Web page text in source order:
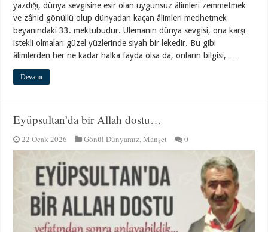
yazdığı, dünya sevgisine esir olan uygunsuz âlimleri zemmetmek
ve zâhid gönüllü olup dünyadan kaçan âlimleri medhetmek
beyanındaki 33. mektubudur. Ulemanın dünya sevgisi, ona karşı
istekli olmaları güzel yüzlerinde siyah bir lekedir. Bu gibi
âlimlerden her ne kadar halka fayda olsa da, onların bilgisi, …
Devamı
Eyüpsultan’da bir Allah dostu…
22 Ocak 2026 Gönül Dünyamız,Manşet 0